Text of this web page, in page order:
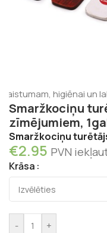
higiēnai un
Smaržkociņu
zīmējumiem,
Smaržkociņu
€2.95 PVN
Krāsa
- +